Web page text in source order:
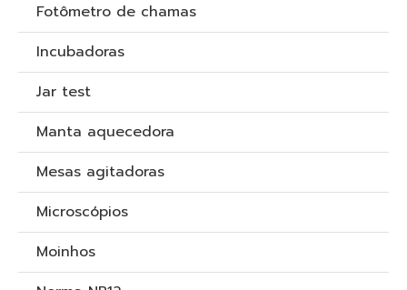
Fotômetro de chamas
Incubadoras
Jar test
Manta aquecedora
Mesas agitadoras
Microscópios
Moinhos